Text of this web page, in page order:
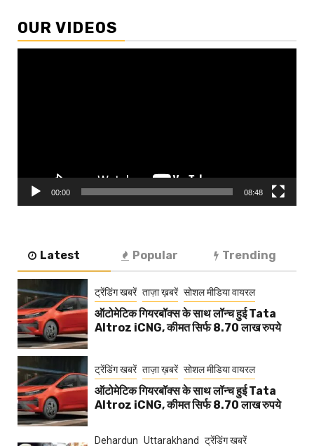
OUR VIDEOS
00:00 08:48
Latest Popular Trending
ट्रेंडिंग खबरें ताज़ा ख़बरें सोशल मीडिया वायरल
ऑटोमेटिक गियरबॉक्स के साथ लॉन्च हुई Tata
Altroz iCNG, कीमत सिर्फ 8.70 लाख रुपये
ट्रेंडिंग खबरें ताज़ा ख़बरें सोशल मीडिया वायरल
ऑटोमेटिक गियरबॉक्स के साथ लॉन्च हुई Tata
Altroz iCNG, कीमत सिर्फ 8.70 लाख रुपये
Dehardun Uttarakhand ट्रेंडिंग खबरें